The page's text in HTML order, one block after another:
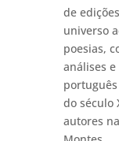
de
universo
poesias,
análises
do século
autores